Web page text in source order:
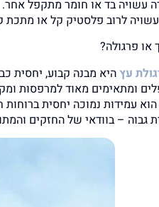
עשויה בד או חומר מתקפל אחר.
לרוב פלסטיק קל או מתכת
או פרגולה?
עץהיא מבנה קבוע, יחסית
ומתאימים מאוד למרפסות
עמידות נמוכה יחסית
גבוה – בוודאי של החזקים